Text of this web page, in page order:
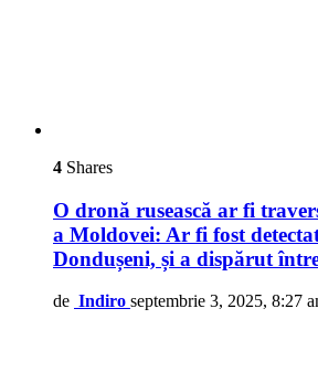
4 Shares
O dronă rusească ar fi
a Moldovei: Ar fi fost
Dondușeni, și a dispărut
de Indiro septembrie 3, 2025, 8:27